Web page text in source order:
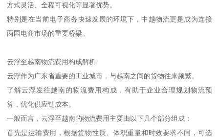
方式灵活、全程可视化等显著优势。
特别是在当前电子商务快速发展的环境下，中越物流更是成为连接
两国电商市场的重要桥梁。
云浮至越南物流费用构成解析
云浮作为广东省重要的工业城市，与越南之间的货物往来频繁。
了解云浮发往越南的物流费用构成，有助于企业合理规划物流预
算，优化供应链成本。
一般而言，云浮至越南的物流费用主要由以下几个部分组成：
首先是运输费用，根据货物性质、体积重量和时效要求不同，可选